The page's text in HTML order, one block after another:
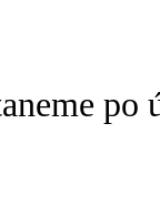
po